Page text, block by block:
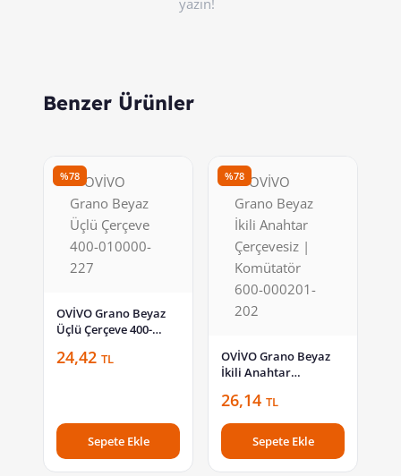
yazın!
Benzer Ürünler
%78
OVİVO Grano Beyaz
Üçlü Çerçeve 400-
24,42 TL
Sepete Ekle
%78
OVİVO Grano Beyaz
İkili Anahtar
Komütatör 600-
000201-202
26,14 TL
Sepete Ekle